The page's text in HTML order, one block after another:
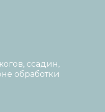
ссадин,
обработки